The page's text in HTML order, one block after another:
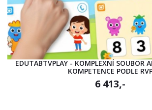
EDUTABTVPLAY - KOMPLEXNÍ SOUBOR
KOMPETENCE PODLE
6 413,-